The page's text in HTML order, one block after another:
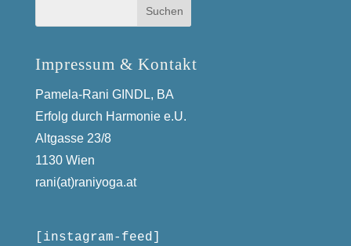
Impressum & Kontakt
Pamela-Rani GINDL, BA
Erfolg durch Harmonie e.U.
Altgasse 23/8
1130 Wien
rani(at)raniyoga.at
[instagram-feed]